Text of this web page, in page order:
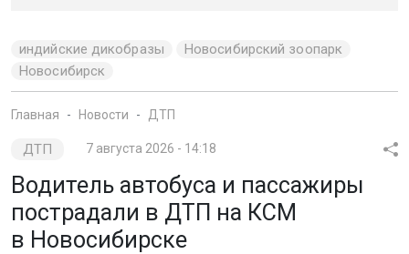
индийские дикобразы
Новосибирский зоопарк
Новосибирск
Главная Новости ДТП
ДТП 7 августа 2026 - 14:18
Водитель автобуса и пассажиры
пострадали в ДТП на КСМ
в Новосибирске